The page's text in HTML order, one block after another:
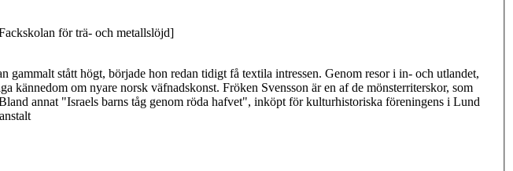
för trä- och metallslöjd]
stått högt, började hon redan tidigt få textila intressen. Genom resor i in- och utlandet,
om nyare norsk väfnadskonst. Fröken Svensson är en af de mönsterriterskor, som
annat "Israels barns tåg genom röda hafvet", inköpt för kulturhistoriska föreningens i Lund